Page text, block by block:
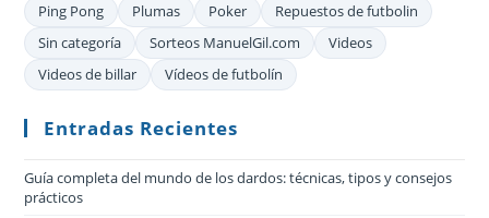
Ping Pong
Plumas Poker
Repuestos de futbolin
Sin categoría
Sorteos ManuelGil.com
Videos
Videos de billar
Vídeos de futbolín
Entradas Recientes
Guía completa del mundo de los dardos: técnicas, tipos y consejos
prácticos